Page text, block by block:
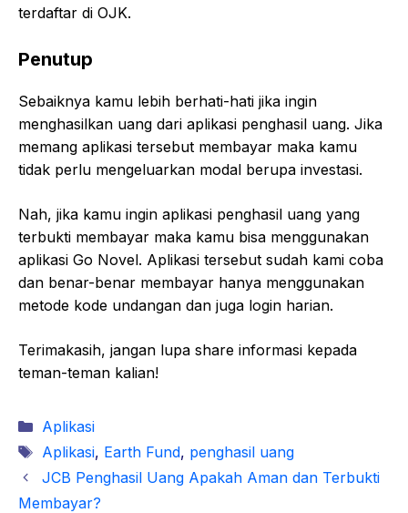
terdaftar di OJK.
Penutup
Sebaiknya kamu lebih berhati-hati jika ingin
menghasilkan uang dari aplikasi penghasil uang. Jika
memang aplikasi tersebut membayar maka kamu
tidak perlu mengeluarkan modal berupa investasi.
Nah, jika kamu ingin aplikasi penghasil uang yang
terbukti membayar maka kamu bisa menggunakan
aplikasi Go Novel. Aplikasi tersebut sudah kami coba
dan benar-benar membayar hanya menggunakan
metode kode undangan dan juga login harian.
Terimakasih, jangan lupa share informasi kepada
teman-teman kalian!
Kategori
Aplikasi
Tag
Aplikasi, Earth Fund, penghasil uang
JCB Penghasil Uang Apakah Aman dan Terbukti
Membayar?